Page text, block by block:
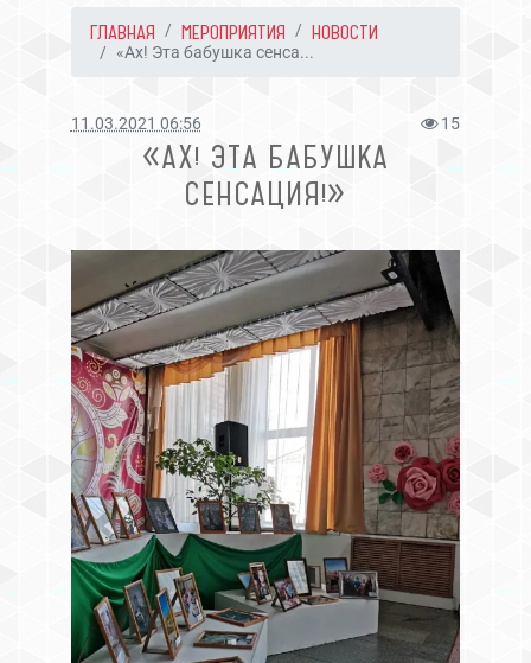
ГЛАВНАЯ МЕРОПРИЯТИЯ НОВОСТИ
«Ах! Эта бабушка сенса...
11.03.2021 06:56 15
«АХ! ЭТА БАБУШКА
СЕНСАЦИЯ!»